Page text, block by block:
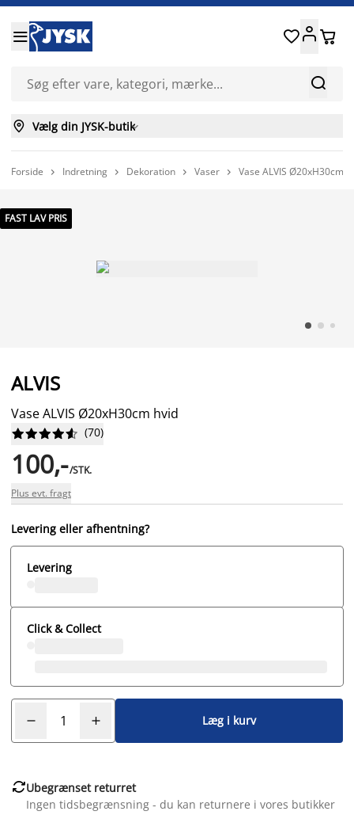


 
 Vælg din JYSK-butik
Forside  Indretning  Dekoration  Vaser  Vase ALVIS Ø20xH30cm
FAST LAV PRIS
ALVIS
Vase ALVIS Ø20xH30cm hvid





 (70)
100,-/STK.
Plus evt. fragt
Levering eller afhentning?
Levering
Click & Collect
Læg i kurv
Ubegrænset returret
Ingen tidsbegrænsning - du kan returnere i vores butikker